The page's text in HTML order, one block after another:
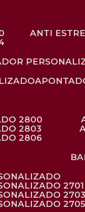
ANTI
2800
2803
2806
2701
2703
2705